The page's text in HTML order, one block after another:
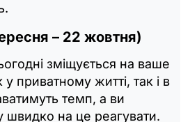
– 22 жовтня)
зміщується на ваше
у приватному житті, так і в
темп, а ви
швидко на це реагувати.